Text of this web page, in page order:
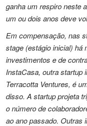
ganha um respiro neste
um ou dois anos deve
Em compensação, nas
stage (estágio inicial) há
investimentos e de
InstaCasa, outra startup
Terracotta Ventures, é
disso. A startup projeta
o número de
ao ano passado. Outras